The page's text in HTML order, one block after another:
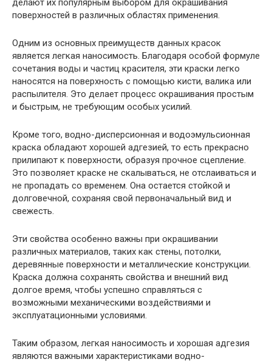
поверхностей в различных областях применения.
Одним из основных преимуществ данных красок
является легкая наносимость. Благодаря особой формуле
сочетания воды и частиц красителя, эти краски легко
наносятся на поверхность с помощью кисти, валика или
распылителя. Это делает процесс окрашивания простым
и быстрым, не требующим особых усилий.
Кроме того, водно-дисперсионная и водоэмульсионная
краска обладают хорошей адгезией, то есть прекрасно
прилипают к поверхности, образуя прочное сцепление.
Это позволяет краске не скалываться, не отслаиваться и
не пропадать со временем. Она остается стойкой и
долговечной, сохраняя свой первоначальный вид и
свежесть.
Эти свойства особенно важны при окрашивании
различных материалов, таких как стены, потолки,
деревянные поверхности и металлические конструкции.
Краска должна сохранять свойства и внешний вид
долгое время, чтобы успешно справляться с
возможными механическими воздействиями и
эксплуатационными условиями.
Таким образом, легкая наносимость и хорошая адгезия
являются важными характеристиками водно-